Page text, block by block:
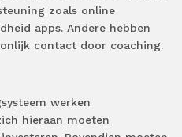
zoals online
apps. Andere hebben
contact door coaching.
werken
hieraan moeten